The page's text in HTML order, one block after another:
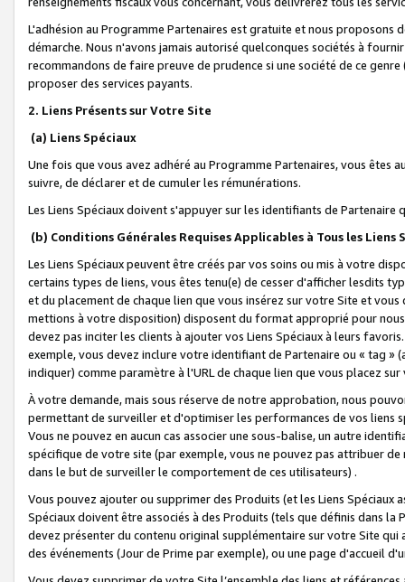
L'adhésion au Programme Partenaires est gratuite et nous proposons
démarche. Nous n'avons jamais autorisé quelconques sociétés à
recommandons de faire preuve de prudence si une société de ce
proposer des services payants.
2. Liens Présents sur Votre Site
(a) Liens Spéciaux
Une fois que vous avez adhéré au Programme Partenaires, vous êtes
suivre, de déclarer et de cumuler les rémunérations.
Les Liens Spéciaux doivent s'appuyer sur les identifiants de Partenaire
(b) Conditions Générales Requises Applicables à Tous les Liens
Les Liens Spéciaux peuvent être créés par vos soins ou mis à votre
certains types de liens, vous êtes tenu(e) de cesser d'afficher lesdits
et du placement de chaque lien que vous insérez sur votre Site et
mettions à votre disposition) disposent du format approprié pour
devez pas inciter les clients à ajouter vos Liens Spéciaux à leurs
exemple, vous devez inclure votre identifiant de Partenaire ou « tag
indiquer) comme paramètre à l'URL de chaque lien que vous placez
À votre demande, mais sous réserve de notre approbation, nous
permettant de surveiller et d'optimiser les performances de vos liens
Vous ne pouvez en aucun cas associer une sous-balise, un autre
spécifique de votre site (par exemple, vous ne pouvez pas attribuer
dans le but de surveiller le comportement de ces utilisateurs) .
Vous pouvez ajouter ou supprimer des Produits (et les Liens
Spéciaux doivent être associés à des Produits (tels que définis dans
devez présenter du contenu original supplémentaire sur votre Site qui
des événements (Jour de Prime par exemple), ou une page d'accueil